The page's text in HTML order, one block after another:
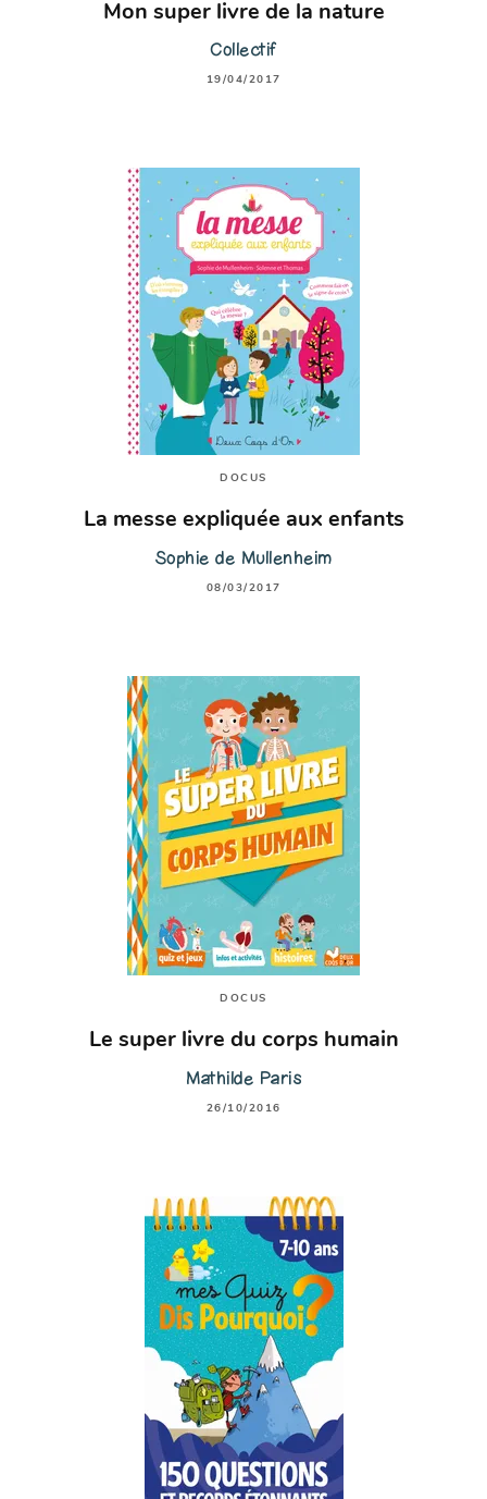
Mon super livre de la nature
Collectif
19/04/2017
DOCUS
La messe expliquée aux enfants
Sophie de Mullenheim
08/03/2017
DOCUS
Le super livre du corps humain
Mathilde Paris
26/10/2016